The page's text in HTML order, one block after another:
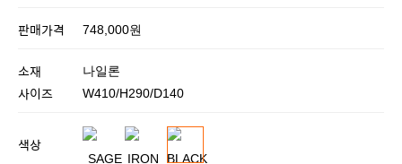
판매가격 748,000원
소재 나일론
사이즈 W410/H290/D140
색상